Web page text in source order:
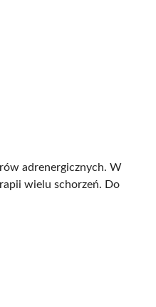
adrenergicznych. W
wielu schorzeń. Do